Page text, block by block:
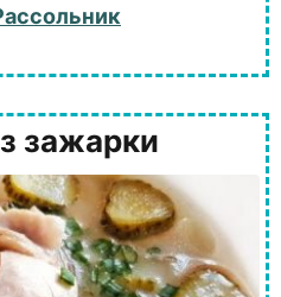
зажарки